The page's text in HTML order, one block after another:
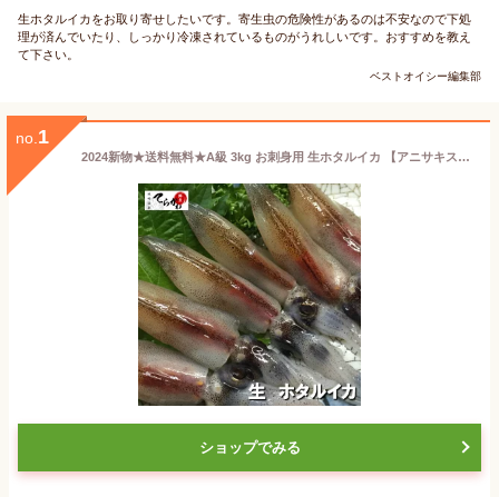
生ホタルイカをお取り寄せしたいです。寄生虫の危険性があるのは不安なので下処
理が済んでいたり、しっかり冷凍されているものがうれしいです。おすすめを教え
て下さい。
ベストオイシー編集部
no. 1
2024新物★送料無料★A級 3kg お刺身用 生ホタルイカ 【アニサキス処理済】ほたるいか ホタルイカ生 ホタルイカ刺身 ルアー ホタルイカ沖漬け ほたるいか生 ほたるいか刺身 ほたるいかルアー ほたるいか沖漬け ホタルイカ素干し ホタルイカ
ショップでみる